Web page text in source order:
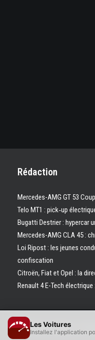
Rédaction
Mercedes-AMG GT 53
Telo MT1 : pick‑up
Bugatti Destrier : hypercar
Mercedes-AMG CLA 45 :
Loi Ripost : les jeunes
confiscation
Citroën, Fiat et Opel : la
Renault 4 E-Tech
© 2026 Les Voitures. |
Les Voitures
Installez l'application